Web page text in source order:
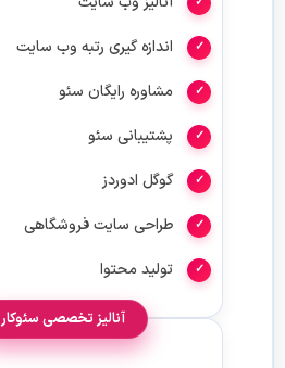
اندازه گیری رتبه وب سایت
مشاوره رایگان سئو
پشتیبانی سئو
گوگل ادوردز
طراحی سایت فروشگاهی
تولید محتوا
آنالیز تخصصی سئوکار